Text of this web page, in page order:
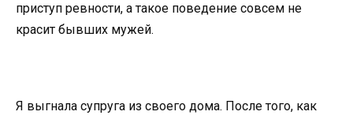
приступ ревности, а такое поведение совсем не
красит бывших мужей.
Я выгнала супруга из своего дома. После того, как